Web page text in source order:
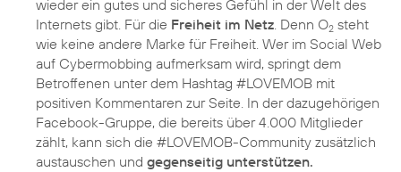
wieder ein gutes und sicheres Gefühl in der Welt des
Internets gibt. Für die Freiheit im Netz. Denn O2 steht
wie keine andere Marke für Freiheit. Wer im Social Web
auf Cybermobbing aufmerksam wird, springt dem
Betroffenen unter dem Hashtag #LOVEMOB mit
positiven Kommentaren zur Seite. In der dazugehörigen
Facebook-Gruppe, die bereits über 4.000 Mitglieder
zählt, kann sich die #LOVEMOB-Community zusätzlich
austauschen und